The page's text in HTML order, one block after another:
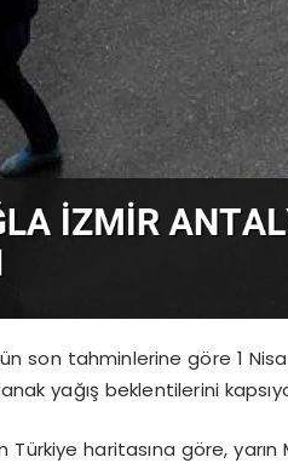
son tahminlerine göre 1
yağış beklentilerini
haritasına göre, yarın